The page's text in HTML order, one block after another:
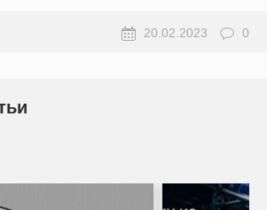
20.02.2023 0